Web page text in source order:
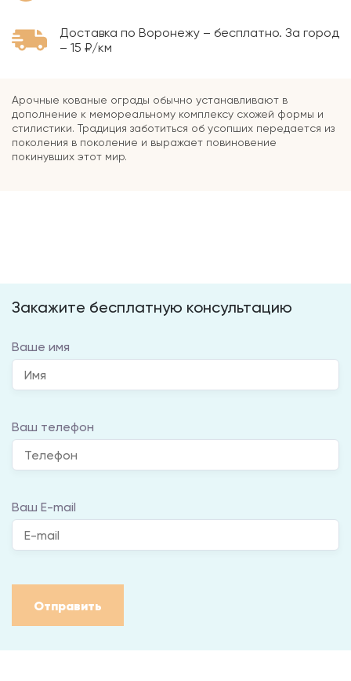
Доставка по Воронежу – бесплатно. За город
– 15 ₽/км
Арочные кованые ограды обычно устанавливают в
дополнение к мемореальному комплексу схожей формы и
стилистики. Традиция заботиться об усопших передается из
поколения в поколение и выражает повиновение
покинувших этот мир.
Закажите бесплатную консультацию
Ваше имя
Ваш телефон
Ваш E-mail
Отправить